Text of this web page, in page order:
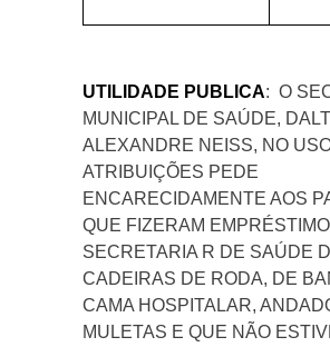
UTILIDADE PUBLICA: O
MUNICIPAL DE SAÚDE,
ALEXANDRE NEISS, NO
ATRIBUIÇÕES PEDE
ENCARECIDAMENTE AOS
QUE FIZERAM
SECRETARIA R DE SAÚDE
CADEIRAS DE RODA, DE
CAMA HOSPITALAR,
MULETAS E QUE NÃO